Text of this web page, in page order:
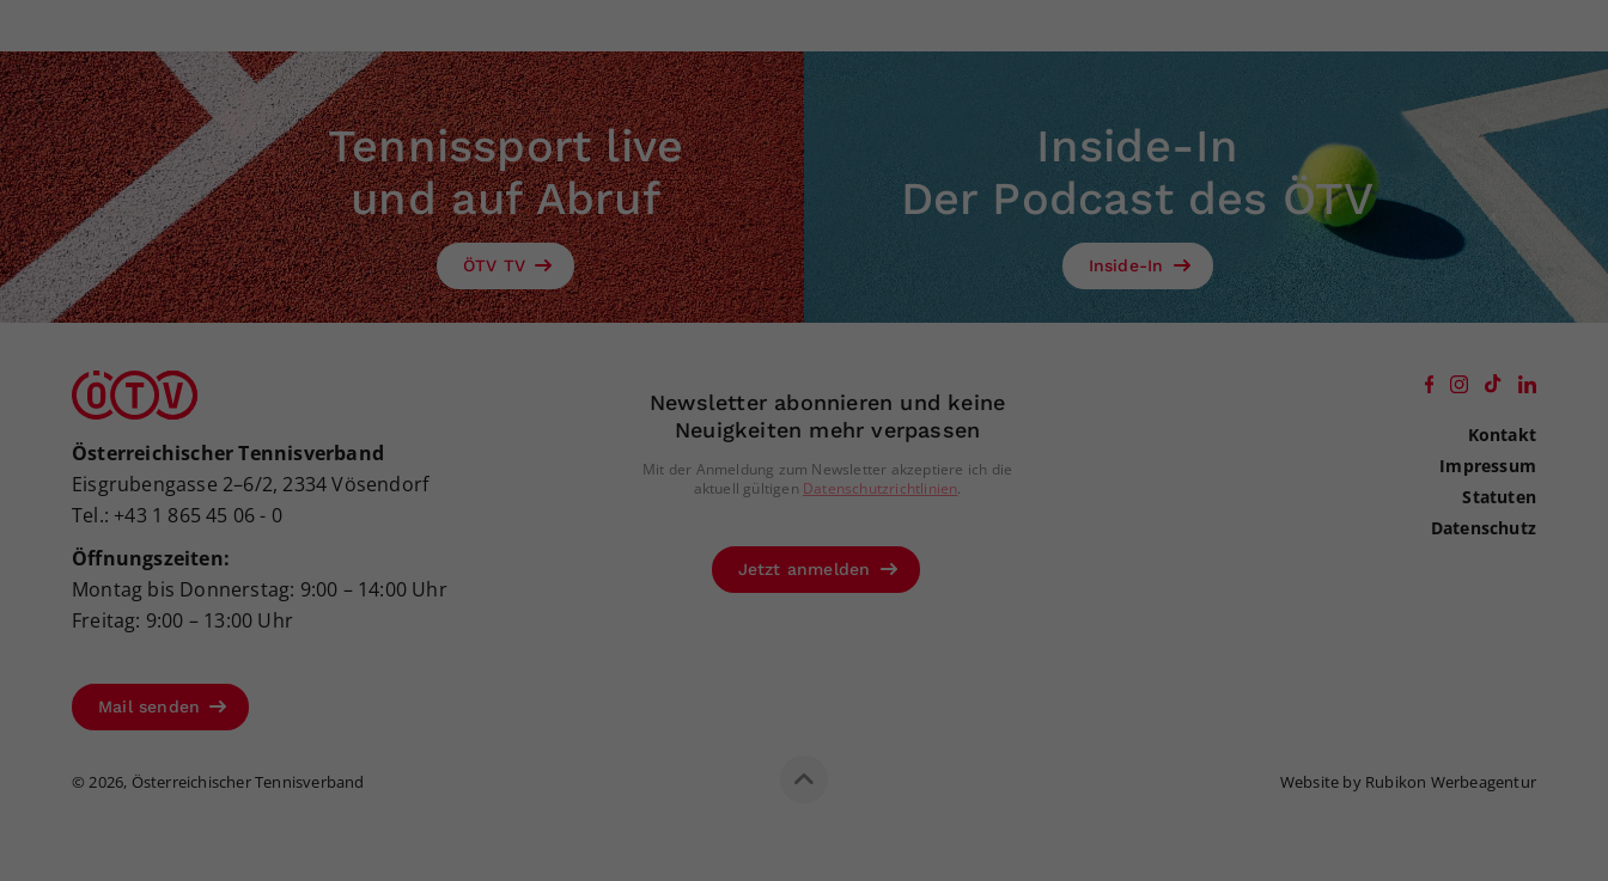
Tennissport live
und auf Abruf
ÖTV TV
Inside-In
Der Podcast des ÖTV
Inside-In
Österreichischer Tennisverband
Eisgrubengasse 2–6/2, 2334 Vösendorf
Tel.: +43 1 865 45 06 - 0
Öffnungszeiten:
Montag bis Donnerstag: 9:00 – 14:00 Uhr
Freitag: 9:00 – 13:00 Uhr
Mail senden
Newsletter abonnieren und keine
Neuigkeiten mehr verpassen
Mit der Anmeldung zum Newsletter akzeptiere ich die
aktuell gültigen Datenschutzrichtlinien.
Jetzt anmelden
Kontakt
Impressum
Statuten
Datenschutz
© 2026, Österreichischer Tennisverband Website by Rubikon Werbeagentur